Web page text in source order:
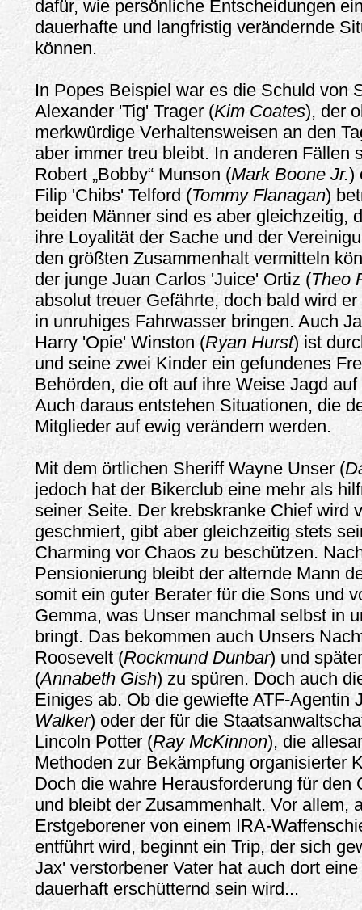
dafür, wie persönliche Entscheidungen
dauerhafte und langfristig verändernde
können.
In Popes Beispiel war es die Schuld von
Alexander 'Tig' Trager (Kim Coates), der
merkwürdige Verhaltensweisen an den
aber immer treu bleibt. In anderen Fällen
Robert „Bobby“ Munson (Mark Boone Jr.)
Filip 'Chibs' Telford (Tommy Flanagan)
beiden Männer sind es aber gleichzeitig,
ihre Loyalität der Sache und der
den größten Zusammenhalt vermitteln
der junge Juan Carlos 'Juice' Ortiz (Theo
absolut treuer Gefährte, doch bald wird
in unruhiges Fahrwasser bringen. Auch
Harry 'Opie' Winston (Ryan Hurst) ist
und seine zwei Kinder ein gefundenes
Behörden, die oft auf ihre Weise Jagd
Auch daraus entstehen Situationen, die
Mitglieder auf ewig verändern werden.
Mit dem örtlichen Sheriff Wayne Unser (
jedoch hat der Bikerclub eine mehr als
seiner Seite. Der krebskranke Chief wird
geschmiert, gibt aber gleichzeitig stets
Charming vor Chaos zu beschützen.
Pensionierung bleibt der alternde Mann
somit ein guter Berater für die Sons und
Gemma, was Unser manchmal selbst in
bringt. Das bekommen auch Unsers
Roosevelt (Rockmund Dunbar) und
(Annabeth Gish) zu spüren. Doch auch
Einiges ab. Ob die gewiefte ATF-Agentin
Walker) oder der für die
Lincoln Potter (Ray McKinnon), die
Methoden zur Bekämpfung organisierter
Doch die wahre Herausforderung für den
und bleibt der Zusammenhalt. Vor allem,
Erstgeborener von einem IRA-
entführt wird, beginnt ein Trip, der sich
Jax' verstorbener Vater hat auch dort
dauerhaft erschütternd sein wird...